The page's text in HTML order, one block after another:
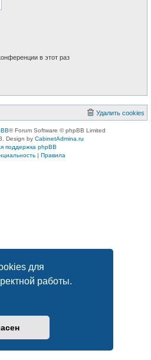
для
работы.
в этот раз
Удалить cookies
® Forum Software © phpBB Limited
Design by CabinetAdmina.ru
поддержка phpBB
| Правила